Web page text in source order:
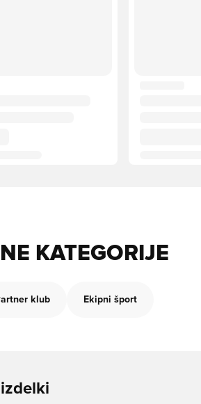
KATEGORIJE
klub Ekipni šport